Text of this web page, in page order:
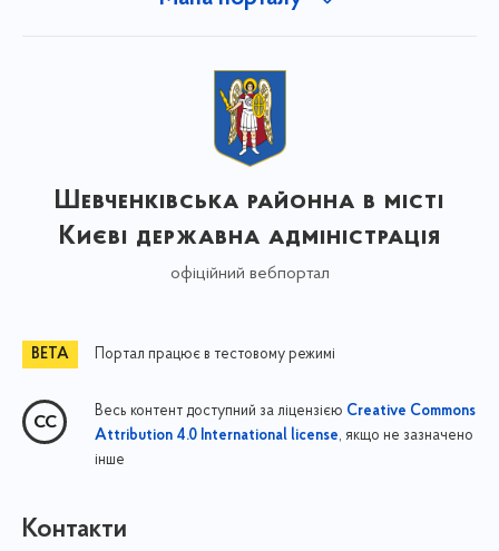
Шевченківська районна в місті
Києві державна адміністрація
офіційний вебпортал
Портал працює в тестовому режимі
Весь контент доступний за ліцензією Creative Commons
Attribution 4.0 International license, якщо не зазначено
інше
Контакти